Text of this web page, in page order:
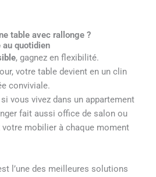
table avec rallonge ?
quotidien
, gagnez en flexibilité.
votre table devient en un clin
conviviale.
si vous vivez dans un appartement
fait aussi office de salon ou
votre mobilier à chaque moment
l’une des meilleures solutions